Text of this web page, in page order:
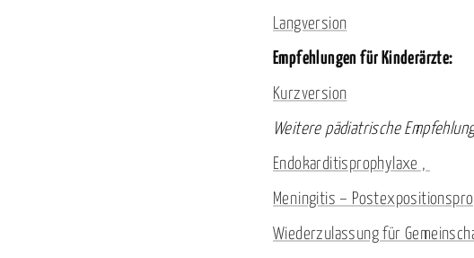
Langversion
Empfehlungen für Kinderärzte:
Kurzversion
Weitere pädiatrische
Endokarditisprophylaxe ,
Meningitis –
Wiederzulassung für